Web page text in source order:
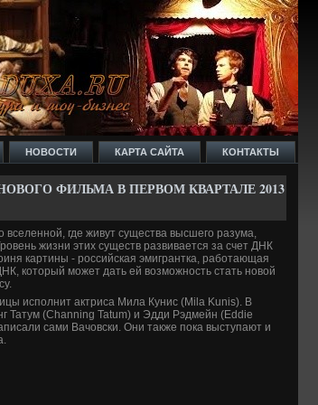
НОВОСТИ КАРТА САЙТА КОНТАКТЫ
ФИЛЬМА В ПЕРВОМ КВАРТАЛЕ 2013
где­ живут существа высшего разума,
жизни этих существ развивается за счет ДНК
картины - российская эмигрантка, работающая
который может дать ей возможность стать новой
исполнит актриса Мила Кунис (Mila Kunis). В
Татум (Channing Tatum) и Эдди Рэдмейн (Eddie
сами Вачовски. Они также пока выступают и